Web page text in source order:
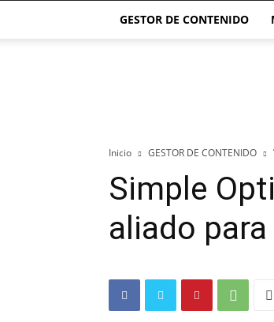
GESTOR DE CONTENIDO
Webs
Inicio GESTOR DE CONTENIDO
Simple
aliado